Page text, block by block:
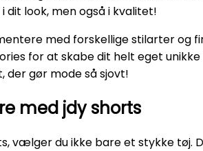
dit look, men også i kvalitet!
med forskellige stilarter og
for at skabe dit helt eget
der gør mode så sjovt!
med jdy shorts
vælger du ikke bare et stykke tøj.